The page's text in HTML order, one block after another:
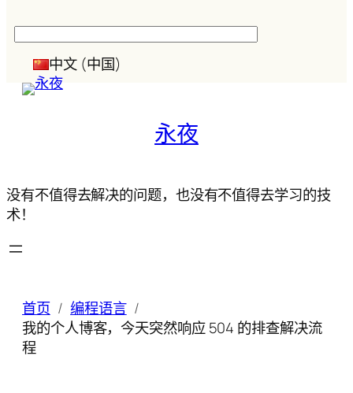
中文 (中国)
永夜
没有不值得去解决的问题，也没有不值得去学习的技
术！
首页
编程语言
我的个人博客，今天突然响应 504 的排查解决流
程